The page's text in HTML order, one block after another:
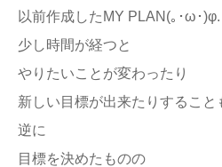
以前作成したMY PLAN(｡･ω･)φ.
少し時間が経つと
やりたいことが変わったり
新しい目標が出来たりすること
逆に
目標を決めたものの